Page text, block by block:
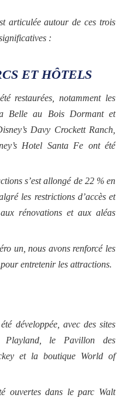
articulée autour de ces trois
:
ET HÔTELS
restaurées, notamment les
Belle au Bois Dormant et
Davy Crockett Ranch,
Hotel Santa Fe ont été
s’est allongé de 22 % en
les restrictions d’accès et
rénovations et aux aléas
un, nous avons renforcé les
entretenir les attractions.
développée, avec des sites
Playland, le Pavillon des
et la boutique World of
ouvertes dans le parc Walt